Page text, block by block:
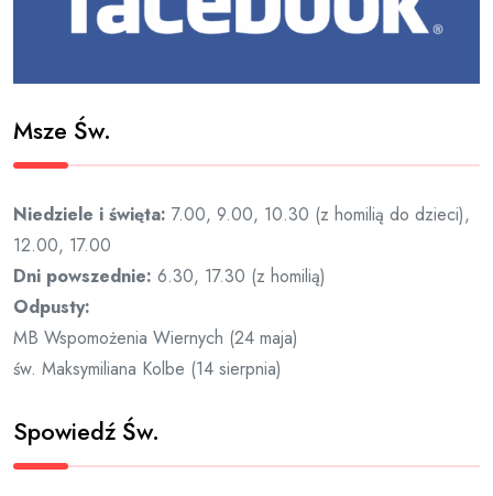
Msze Św.
Niedziele i święta: 7.00, 9.00, 10.30 (z homilią do dzieci),
12.00, 17.00
Dni powszednie: 6.30, 17.30 (z homilią)
Odpusty:
MB Wspomożenia Wiernych (24 maja)
św. Maksymiliana Kolbe (14 sierpnia)
Spowiedź Św.